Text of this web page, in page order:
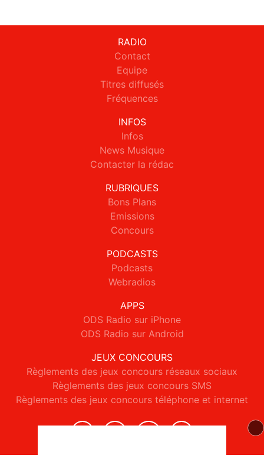
RADIO
Contact
Equipe
Titres diffusés
Fréquences
INFOS
Infos
News Musique
Contacter la rédac
RUBRIQUES
Bons Plans
Emissions
Concours
PODCASTS
Podcasts
Webradios
APPS
ODS Radio sur iPhone
ODS Radio sur Android
JEUX CONCOURS
Règlements des jeux concours réseaux sociaux
Règlements des jeux concours SMS
Règlements des jeux concours téléphone et internet